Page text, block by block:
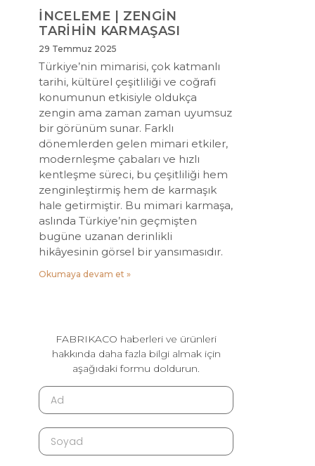
İNCELEME | ZENGİN
TARİHİN KARMAŞASI
29 Temmuz 2025
Türkiye’nin mimarisi, çok katmanlı
tarihi, kültürel çeşitliliği ve coğrafi
konumunun etkisiyle oldukça
zengin ama zaman zaman uyumsuz
bir görünüm sunar. Farklı
dönemlerden gelen mimari etkiler,
modernleşme çabaları ve hızlı
kentleşme süreci, bu çeşitliliği hem
zenginleştirmiş hem de karmaşık
hale getirmiştir. Bu mimari karmaşa,
aslında Türkiye’nin geçmişten
bugüne uzanan derinlikli
hikâyesinin görsel bir yansımasıdır.
Okumaya devam et »
FABRIKACO haberleri ve ürünleri
hakkında daha fazla bilgi almak için
aşağıdaki formu doldurun.